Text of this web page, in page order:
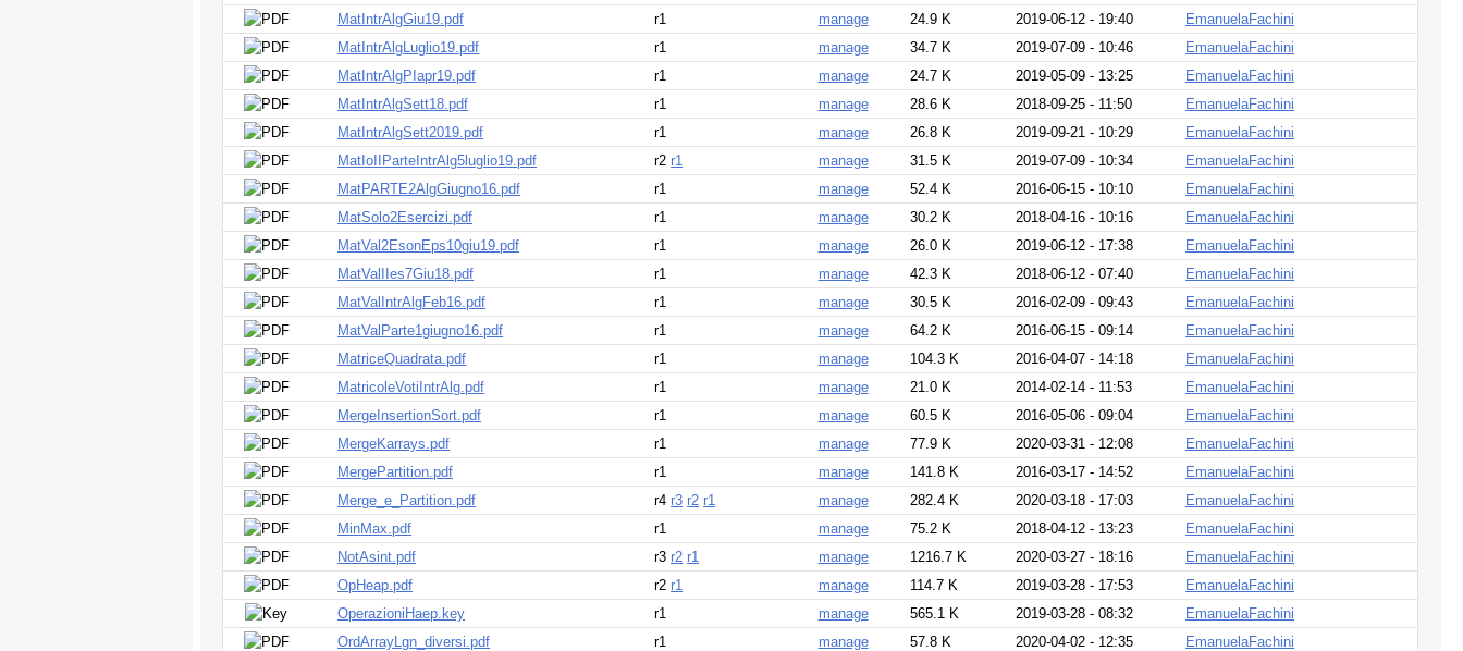
MatIntrAlgGiu19.pdf
r1 manage 24.9 K 2019-06-12 - 19:40
EmanuelaFachini
MatIntrAlgLuglio19.pdf
r1 manage 34.7 K 2019-07-09 - 10:46
EmanuelaFachini
MatIntrAlgPIapr19.pdf
r1 manage 24.7 K 2019-05-09 - 13:25
EmanuelaFachini
MatIntrAlgSett18.pdf
r1 manage 28.6 K 2018-09-25 - 11:50
EmanuelaFachini
MatIntrAlgSett2019.pdf
r1 manage 26.8 K 2019-09-21 - 10:29
EmanuelaFachini
MatIoIIParteIntrAlg5luglio19.pdf
r2r1 manage 31.5 K 2019-07-09 - 10:34
EmanuelaFachini
MatPARTE2AlgGiugno16.pdf
r1 manage 52.4 K 2016-06-15 - 10:10
EmanuelaFachini
MatSolo2Esercizi.pdf
r1 manage 30.2 K 2018-04-16 - 10:16
EmanuelaFachini
MatVal2EsonEps10giu19.pdf
r1 manage 26.0 K 2019-06-12 - 17:38
EmanuelaFachini
MatValIIes7Giu18.pdf
r1 manage 42.3 K 2018-06-12 - 07:40
EmanuelaFachini
MatValIntrAlgFeb16.pdf
r1 manage 30.5 K 2016-02-09 - 09:43
EmanuelaFachini
MatValParte1giugno16.pdf
r1 manage 64.2 K 2016-06-15 - 09:14
EmanuelaFachini
MatriceQuadrata.pdf
r1 manage 104.3 K 2016-04-07 - 14:18
EmanuelaFachini
MatricoleVotiIntrAlg.pdf
r1 manage 21.0 K 2014-02-14 - 11:53
EmanuelaFachini
MergeInsertionSort.pdf
r1 manage 60.5 K 2016-05-06 - 09:04
EmanuelaFachini
MergeKarrays.pdf
r1 manage 77.9 K 2020-03-31 - 12:08
EmanuelaFachini
MergePartition.pdf
r1 manage 141.8 K 2016-03-17 - 14:52
EmanuelaFachini
Merge_e_Partition.pdf
r4r3 r2 r1 manage 282.4 K 2020-03-18 - 17:03
EmanuelaFachini
MinMax.pdf
r1 manage 75.2 K 2018-04-12 - 13:23
EmanuelaFachini
NotAsint.pdf
r3r2 r1 manage 1216.7 K 2020-03-27 - 18:16
EmanuelaFachini
OpHeap.pdf
r2r1 manage 114.7 K 2019-03-28 - 17:53
EmanuelaFachini
OperazioniHaep.key
r1 manage 565.1 K 2019-03-28 - 08:32
EmanuelaFachini
OrdArrayLgn_diversi.pdf
r1 manage 57.8 K 2020-04-02 - 12:35
EmanuelaFachini